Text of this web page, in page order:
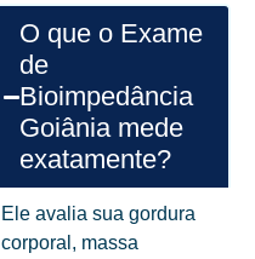
O que o Exame
de
Bioimpedância
Goiânia mede
exatamente?
Ele avalia sua gordura
corporal, massa